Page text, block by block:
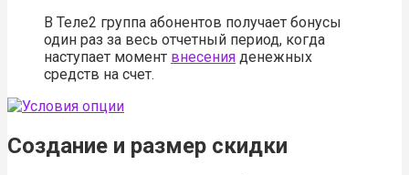
В Теле2 группа абонентов получает бонусы
один раз за весь отчетный период, когда
наступает момент внесения денежных
средств на счет.
Создание и размер скидки